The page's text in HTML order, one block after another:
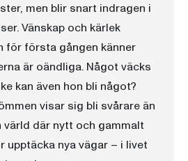
men blir snart indragen i
Vänskap och kärlek
för första gången känner
är oändliga. Något väcks
kan även hon bli något?
visar sig bli svårare än
där nytt och gammalt
upptäcka nya vägar – i livet